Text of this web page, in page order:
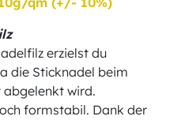
erzielst du
die Sticknadel beim
abgelenkt wird.
formstabil. Dank der